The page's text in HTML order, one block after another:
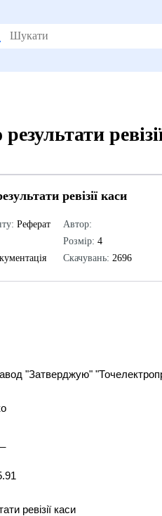
ревізії каси
Реферат
Автор:
Розмір: 4
Скачувань: 2696
"Затверджую"
ревізії каси